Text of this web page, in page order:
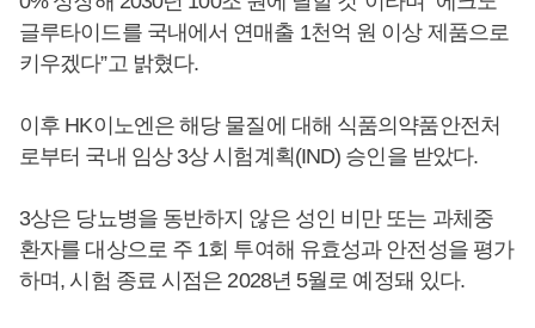
글루타이드를 국내에서 연매출 1천억 원 이상 제품으로
키우겠다”고 밝혔다.
이후 HK이노엔은 해당 물질에 대해 식품의약품안전처
로부터 국내 임상 3상 시험계획(IND) 승인을 받았다.
3상은 당뇨병을 동반하지 않은 성인 비만 또는 과체중
환자를 대상으로 주 1회 투여해 유효성과 안전성을 평가
하며, 시험 종료 시점은 2028년 5월로 예정돼 있다.